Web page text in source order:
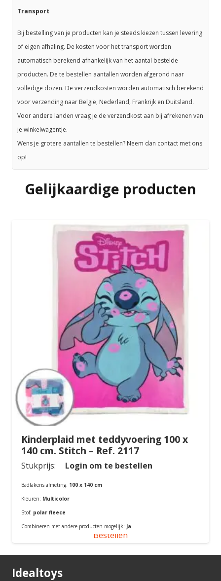
Transport
Bij bestelling van je producten kan je steeds kiezen tussen levering
of eigen afhaling. De kosten voor het transport worden
automatisch berekend afhankelijk van het aantal bestelde
producten. De te bestellen aantallen worden afgerond naar
volledige dozen. De verzendkosten worden automatisch berekend
voor verzending naar België, Nederland, Frankrijk en Duitsland.
Voor andere landen vraag je de verzendkost aan bij afrekenen van
je winkelwagentje.
Wens je grotere aantallen te bestellen? Neem dan contact met ons
op!
Gelijkaardige producten
Kinderplaid met teddyvoering 100 x
140 cm. Stitch – Ref. 2117
Stukprijs: Login om te bestellen
Badlakens afmeting: 100 x 140 cm
Kleuren: Multicolor
Stof: polar fleece
Combineren met andere producten mogelijk: Ja
Bestellen
Idealtoys